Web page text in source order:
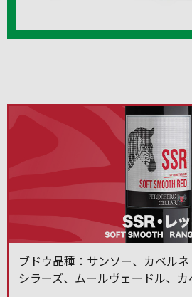
ブドウ品種：サンソー、カベルネ
シラーズ、ムールヴェードル、